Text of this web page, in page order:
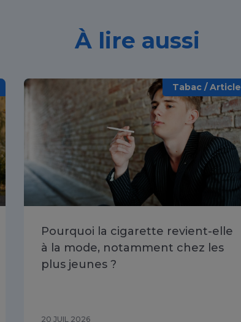
À lire aussi
Tabac / Article
Pourquoi la cigarette revient-elle
à la mode, notamment chez les
plus jeunes ?
20 JUIL 2026